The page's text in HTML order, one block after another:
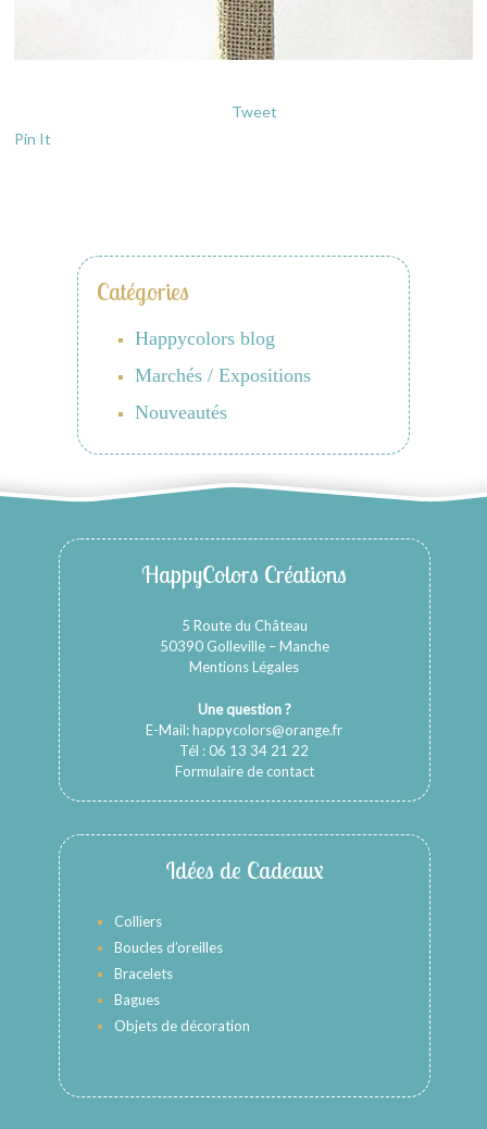
Tweet
Pin It
Catégories
Happycolors blog
Marchés / Expositions
Nouveautés
HappyColors Créations
5 Route du Château
50390 Golleville – Manche
Mentions Légales
Une question ?
E-Mail:happycolors@orange.fr
Tél : 06 13 34 21 22
Formulaire de contact
Idées de Cadeaux
Colliers
Boucles d’oreilles
Bracelets
Bagues
Objets de décoration